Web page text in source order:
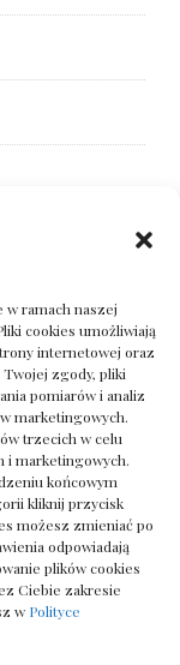
w ramach naszej
cookies umożliwiają
internetowej oraz
zgody, pliki
pomiarów i analiz
marketingowych.
trzecich w celu
i marketingowych.
końcowym
kliknij przycisk
możesz zmieniać po
odpowiadają
plików cookies
Ciebie zakresie
w Polityce